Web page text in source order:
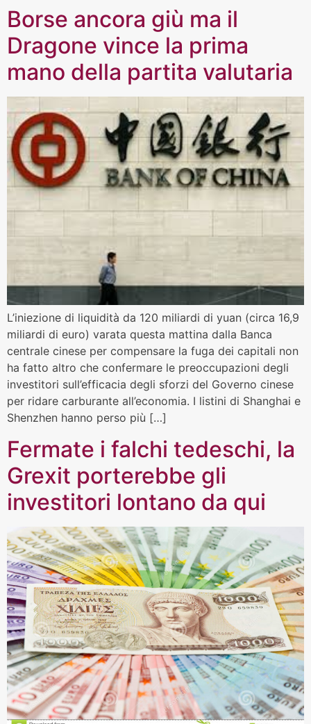
Borse ancora giù ma il
Dragone vince la prima
mano della partita valutaria
L’iniezione di liquidità da 120 miliardi di yuan (circa 16,9
miliardi di euro) varata questa mattina dalla Banca
centrale cinese per compensare la fuga dei capitali non
ha fatto altro che confermare le preoccupazioni degli
investitori sull’efficacia degli sforzi del Governo cinese
per ridare carburante all’economia. I listini di Shanghai e
Shenzhen hanno perso più […]
Fermate i falchi tedeschi, la
Grexit porterebbe gli
investitori lontano da qui